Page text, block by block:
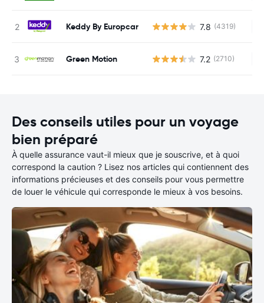
Keddy By Europcar 7.8 (4319)
Green Motion 7.2 (2710)
Des conseils utiles pour un voyage
bien préparé
À quelle assurance vaut-il mieux que je souscrive, et à quoi
correspond la caution ? Lisez nos articles qui contiennent des
informations précieuses et des conseils pour vous permettre
de louer le véhicule qui corresponde le mieux à vos besoins.